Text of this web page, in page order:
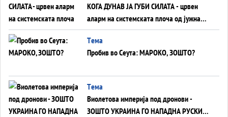
КОГА ДУНАВ ЈА ГУБИ СИЛАТА - црвен
аларм на системската плоча од јужна
Германија до Црното Море...
Tема
Пробив во Сеута: МАРОКО, ЗОШТО?
Tема
Виолетова империја под дронови -
ЗОШТО УКРАИНА ГО НАПАДНА РУСКИОТ